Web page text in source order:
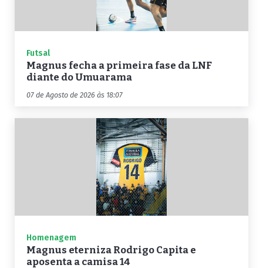
Futsal
Magnus fecha a primeira fase da LNF
diante do Umuarama
07 de Agosto de 2026 às 18:07
Homenagem
Magnus eterniza Rodrigo Capita e
aposenta a camisa 14